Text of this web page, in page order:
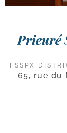
Prieuré
FSSPX
65, rue du